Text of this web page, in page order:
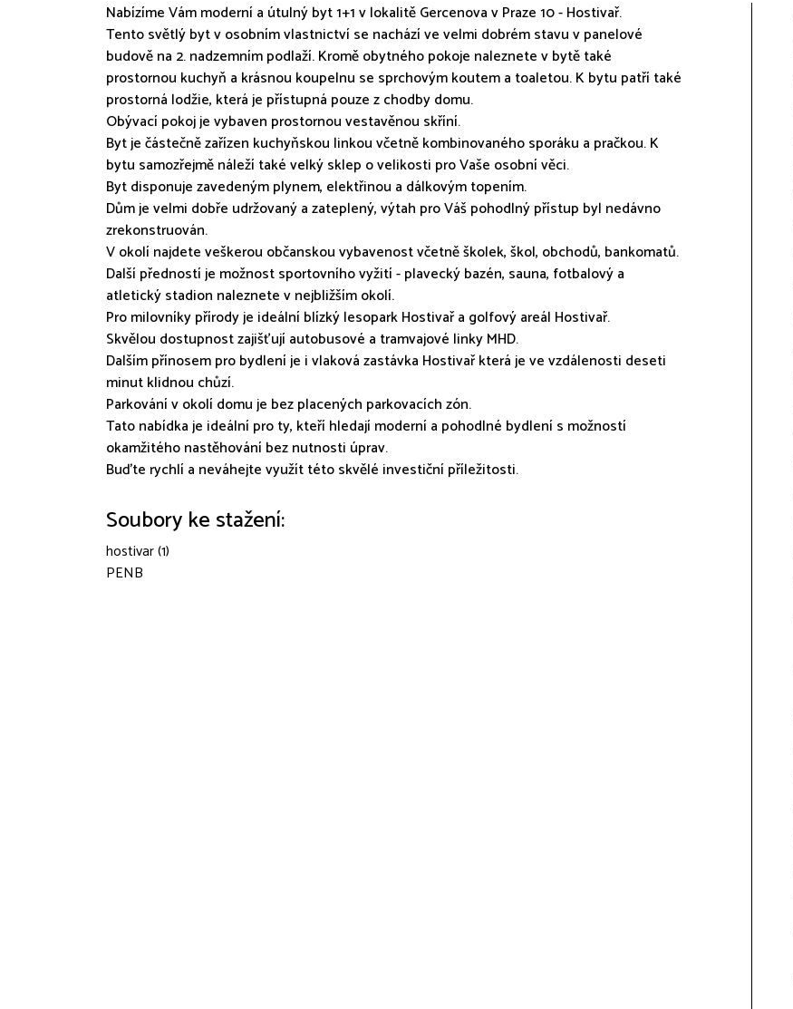
Nabízíme Vám moderní a útulný byt 1+1 v lokalitě Gercenova v Praze 10 - Hostivař.
Tento světlý byt v osobním vlastnictví se nachází ve velmi dobrém stavu v panelové
budově na 2. nadzemním podlaží. Kromě obytného pokoje naleznete v bytě také
prostornou kuchyň a krásnou koupelnu se sprchovým koutem a toaletou. K bytu patří také
prostorná lodžie, která je přístupná pouze z chodby domu.
Obývací pokoj je vybaven prostornou vestavěnou skříní.
Byt je částečně zařízen kuchyňskou linkou včetně kombinovaného sporáku a pračkou. K
bytu samozřejmě náleží také velký sklep o velikosti pro Vaše osobní věci.
Byt disponuje zavedeným plynem, elektřinou a dálkovým topením.
Dům je velmi dobře udržovaný a zateplený, výtah pro Váš pohodlný přístup byl nedávno
zrekonstruován.
V okolí najdete veškerou občanskou vybavenost včetně školek, škol, obchodů, bankomatů.
Další předností je možnost sportovního vyžití - plavecký bazén, sauna, fotbalový a
atletický stadion naleznete v nejbližším okolí.
Pro milovníky přírody je ideální blízký lesopark Hostivař a golfový areál Hostivař.
Skvělou dostupnost zajišťují autobusové a tramvajové linky MHD.
Dalším přínosem pro bydlení je i vlaková zastávka Hostivař která je ve vzdálenosti deseti
minut klidnou chůzí.
Parkování v okolí domu je bez placených parkovacích zón.
Tato nabídka je ideální pro ty, kteří hledají moderní a pohodlné bydlení s možností
okamžitého nastěhování bez nutnosti úprav.
Buďte rychlí a neváhejte využít této skvělé investiční příležitosti.
Soubory ke stažení:
hostivar (1)
PENB